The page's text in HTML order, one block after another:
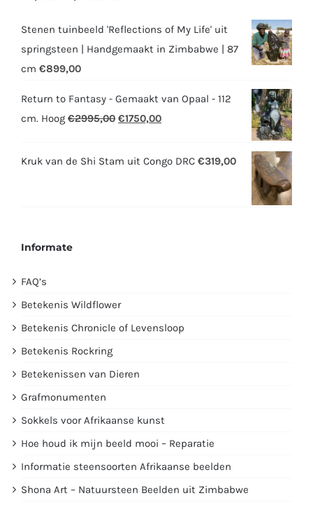
Stenen tuinbeeld 'Reflections of My Life' uit
springsteen | Handgemaakt in Zimbabwe | 87
cm €899,00
Return to Fantasy - Gemaakt van Opaal - 112
cm. Hoog €2995,00 Oorspronkelijke
was:
€1750,00Huidige
is:
Kruk van de Shi Stam uit Congo DRC €319,00
Informate
FAQ’s
Betekenis Wildflower
Betekenis Chronicle of Levensloop
Betekenis Rockring
Betekenissen van Dieren
Grafmonumenten
Sokkels voor Afrikaanse kunst
Hoe houd ik mijn beeld mooi – Reparatie
Informatie steensoorten Afrikaanse beelden
Shona Art – Natuursteen Beelden uit Zimbabwe